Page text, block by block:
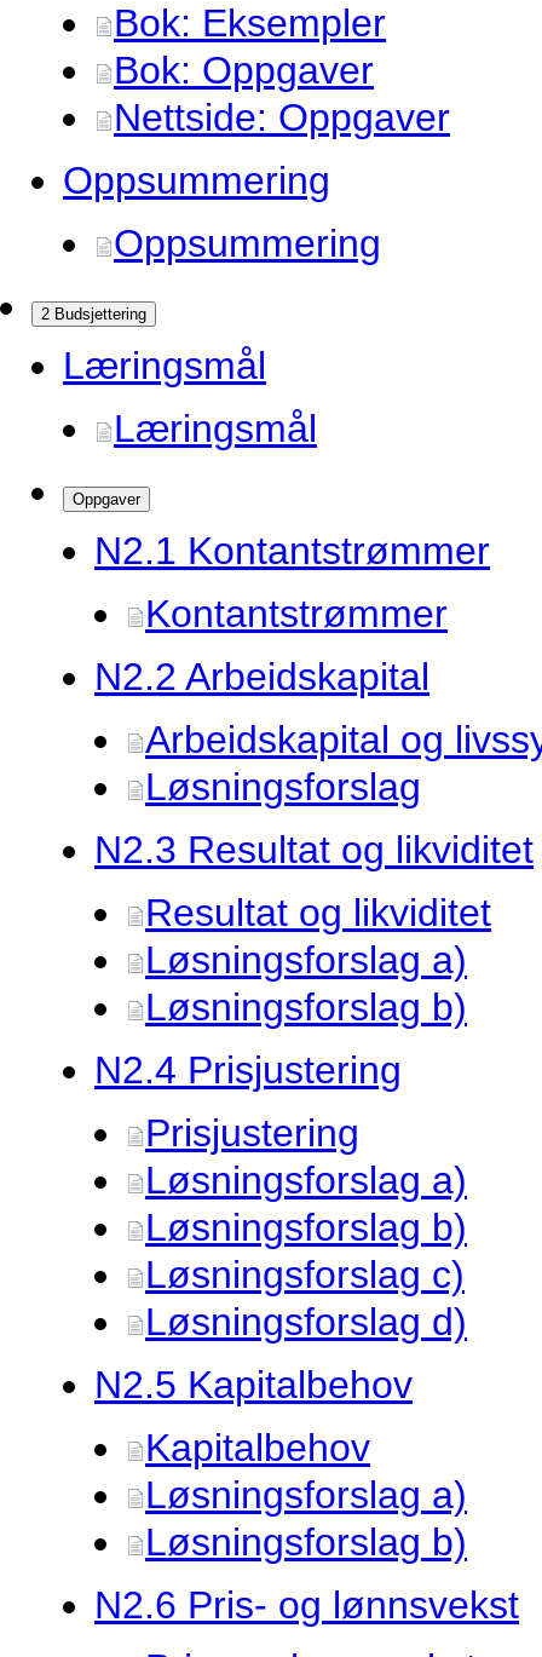
Bok: Eksempler
Bok: Oppgaver
Nettside: Oppgaver
Oppsummering
Oppsummering
2 Budsjettering
Læringsmål
Læringsmål
Oppgaver
N2.1 Kontantstrømmer
Kontantstrømmer
N2.2 Arbeidskapital
Arbeidskapital og
Løsningsforslag
N2.3 Resultat og likviditet
Resultat og likviditet
Løsningsforslag a)
Løsningsforslag b)
N2.4 Prisjustering
Prisjustering
Løsningsforslag a)
Løsningsforslag b)
Løsningsforslag c)
Løsningsforslag d)
N2.5 Kapitalbehov
Kapitalbehov
Løsningsforslag a)
Løsningsforslag b)
N2.6 Pris- og lønnsvekst